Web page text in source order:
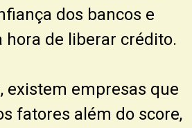
dos bancos e
hora de liberar crédito.
existem empresas que
fatores além do score,